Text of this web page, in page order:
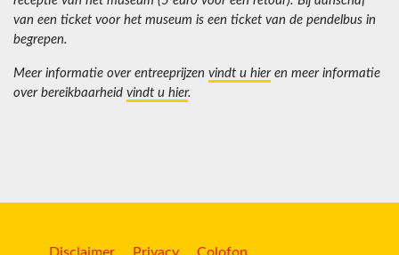
van een ticket voor het museum is een ticket van de pendelbus in
begrepen.
Meer informatie over entreeprijzen vindt u hieren meer informatie
over bereikbaarheid vindt u hier.